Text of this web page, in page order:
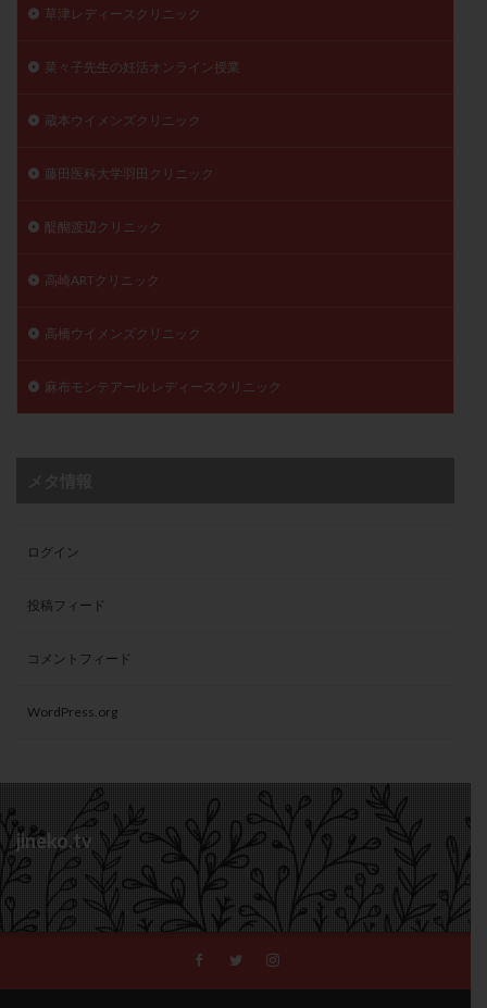
草津レディースクリニック
菜々子先生の妊活オンライン授業
蔵本ウイメンズクリニック
藤田医科大学羽田クリニック
醍醐渡辺クリニック
高崎ARTクリニック
高橋ウイメンズクリニック
麻布モンテアール レディースクリニック
ログイン
投稿フィード
コメントフィード
WordPress.org
jineko.tv